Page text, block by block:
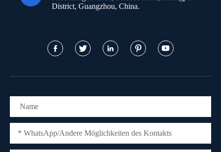
District, Guangzhou, China.
    